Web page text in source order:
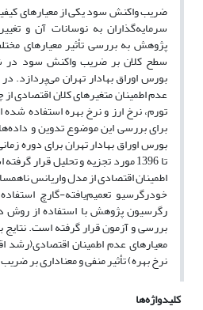
ضریب واکنش سود یکی از معیارهای
سرمایه‌گذاران به نوسانات آن و
پژوهش به بررسی تأثیر معیارهای
سطح کلان بر ضریب واکنش سود در
بورس اوراق بهادار تهران می‌پردازد.
عدم اطمینان متغیرهای کلان اقتصادی
تورم، نرخ ارز و نرخ بهره استفاده
تا 1396 مورد تجزیه و تحلیل
اطمینان اقتصادی از مدل واریانس
خودرگرسیو تعمیم‌یافته-گارچ
رگرسیون پژوهش با استفاده از روش
بررسی و آزمون قرار گرفته است.
معیارهای عدم اطمینان اقتصادی(رشد
نرخ بهره) تأثیر منفی و معناداری بر
کلیدواژه‌ها